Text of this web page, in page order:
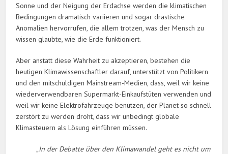
Sonne und der Neigung der Erdachse werden die klimatischen
Bedingungen dramatisch variieren und sogar drastische
Anomalien hervorrufen, die allem trotzen, was der Mensch zu
wissen glaubte, wie die Erde funktioniert.
Aber anstatt diese Wahrheit zu akzeptieren, bestehen die
heutigen Klimawissenschaftler darauf, unterstützt von Politikern
und den mitschuldigen Mainstream-Medien, dass, weil wir keine
wiederverwendbaren Supermarkt-Einkaufstüten verwenden und
weil wir keine Elektrofahrzeuge benutzen, der Planet so schnell
zerstört zu werden droht, dass wir unbedingt globale
Klimasteuern als Lösung einführen müssen.
„In der Debatte über den Klimawandel geht es nicht um